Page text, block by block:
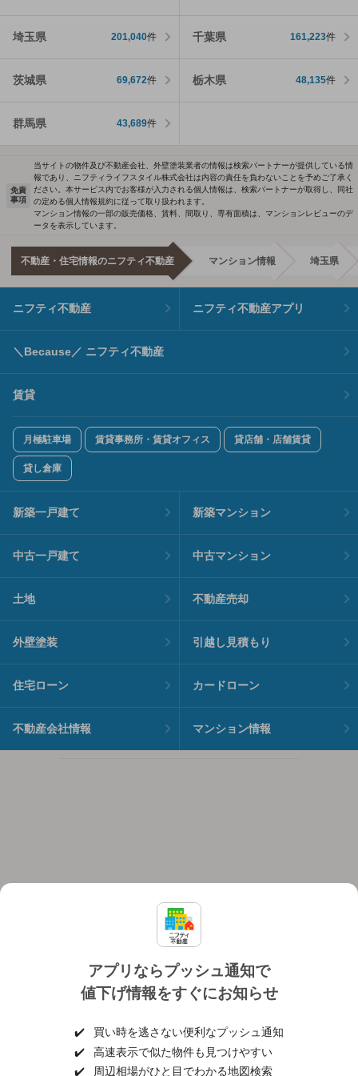
埼玉県 201,040件 千葉県 161,223件
茨城県 69,672件 栃木県 48,135件
群馬県 43,689件
アプリならプッシュ通知で
値下げ情報をすぐにお知らせ
✔️
買い時を逃さない便利なプッシュ通知
✔️
高速表示で似た物件も見つけやすい
✔️
周辺相場がひと目でわかる地図検索
免責
事項
当サイトの物件及び不動産会社、外壁塗装業者の情報は検索パートナーが提供している情
報であり、ニフティライフスタイル株式会社は内容の責任を負わないことを予めご了承く
ださい。本サービス内でお客様が入力される個人情報は、検索パートナーが取得し、同社
の定める個人情報規約に従って取り扱われます。
マンション情報の一部の販売価格、賃料、間取り、専有面積は、マンションレビューのデ
ータを表示しています。
不動産・住宅情報のニフティ不動産 マンション情報 埼玉県
ニフティ不動産 ニフティ不動産アプリ
＼Because／ ニフティ不動産
賃貸
月極駐車場 賃貸事務所・賃貸オフィス 貸店舗・店舗賃貸
貸し倉庫
新築一戸建て 新築マンション
中古一戸建て 中古マンション
土地 不動産売却
外壁塗装 引越し見積もり
住宅ローン カードローン
不動産会社情報 マンション情報
個人情報保護ポリシー 利用規約
ヘルプ・お問い合わせ 採用情報